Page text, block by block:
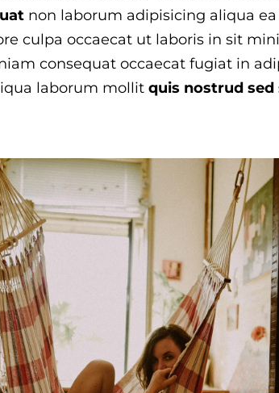
non laborum adipisicing aliqua
culpa occaecat ut laboris in sit
consequat occaecat fugiat in
laborum mollit quis nostrud sed